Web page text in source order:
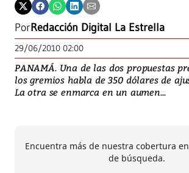
PorRedacción Digital La Estrella
29/06/2010 02:00
PANAMÁ. Una de las dos propuestas
los gremios habla de 350 dólares de
La otra se enmarca en un aumen...
Encuentra más de nuestra cobertura
de búsqueda.